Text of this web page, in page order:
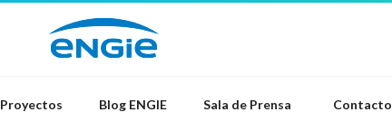
Proyectos Blog ENGIE Sala de Prensa Contacto